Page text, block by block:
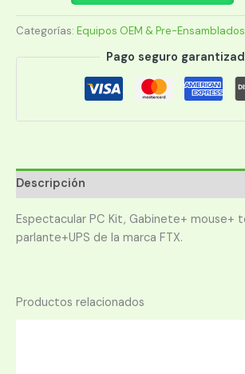
ULTRA
E2/480/8+UPS
800+FILTRO+AURICULAR
Categorías: Equipos OEM & Pre-Ensamblados
Pago seguro
Descripción
Espectacular PC Kit, Gabinete+ mouse+
parlante+UPS de la marca FTX.
Productos relacionados